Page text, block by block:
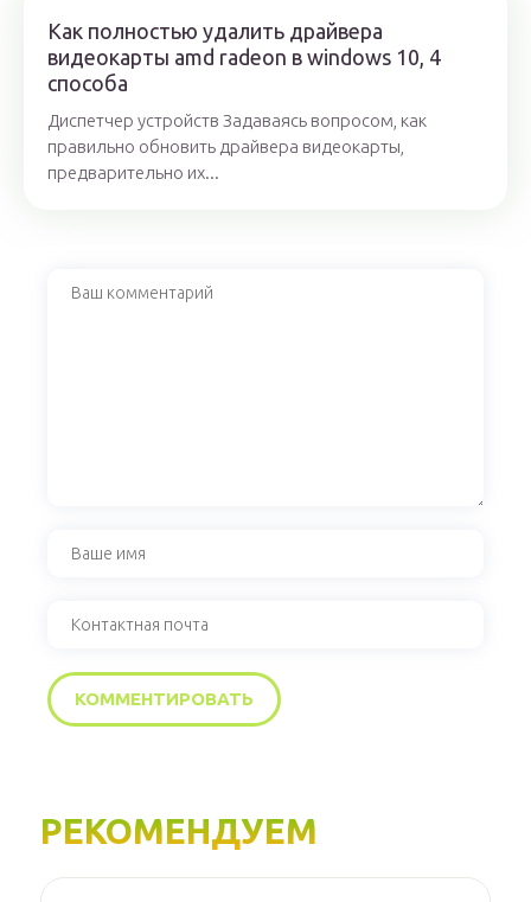
Как полностью удалить драйвера
видеокарты amd radeon в windows 10, 4
способа
Диспетчер устройств Задаваясь вопросом, как
правильно обновить драйвера видеокарты,
предварительно их...
РЕКОМЕНДУЕМ